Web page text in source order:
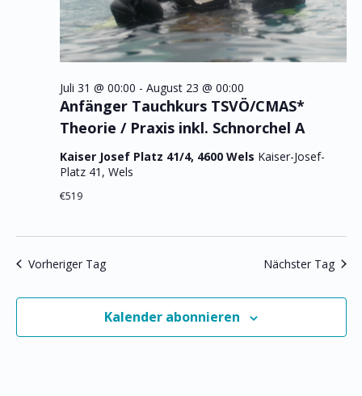
Anfänger Tauchkurs TSVÖ/CMAS*
Theorie / Praxis inkl. Schnorchel A
Juli 31 @ 00:00 - August 23 @ 00:00
Kaiser Josef Platz 41/4, 4600 Wels Kaiser-Josef-
Platz 41, Wels
€519
Vorheriger Tag Nächster Tag
Kalender abonnieren